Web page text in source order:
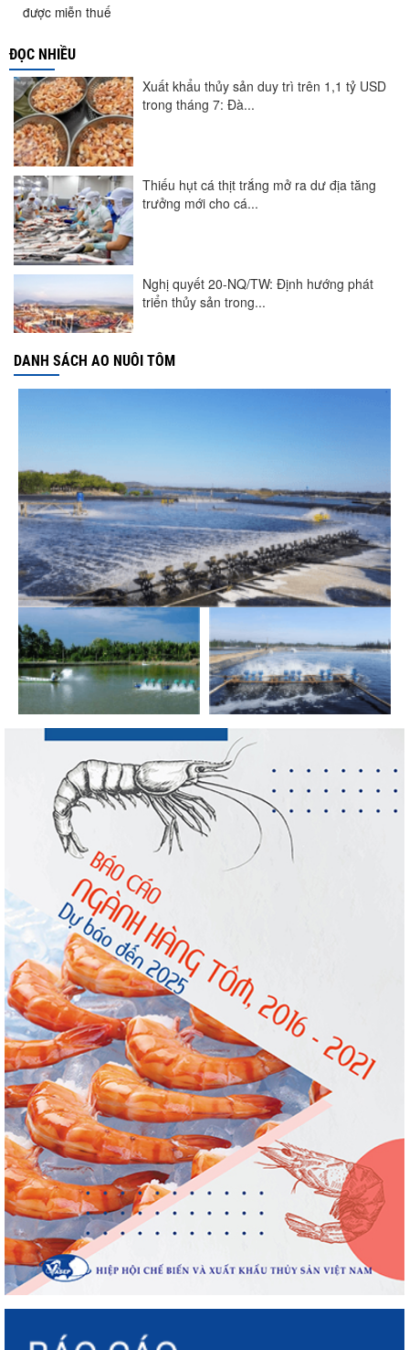
được miễn thuế
ĐỌC NHIỀU
Xuất khẩu thủy sản duy trì trên 1,1 tỷ USD
trong tháng 7: Đà...
Thiếu hụt cá thịt trắng mở ra dư địa tăng
trưởng mới cho cá...
Nghị quyết 20-NQ/TW: Định hướng phát
triển thủy sản trong...
Thuế Mục 301 và bài toán thích ứng của
tôm Việt tại thị...
VASEP chào đón Công ty Cổ phần Thương
mại Sim Ba gia nhập...
Nguồn cung giảm, giá cá rô phi Trung
Quốc tiếp tục tăng
Nhập khẩu tôm của Mỹ phục hồi trong
tháng 5/2026
Trung Quốc tăng mạnh nhập khẩu mực,
trong khi nguồn cung...
Điểm tin thủy sản thế giới ngày 3/8/2026
DANH SÁCH AO NUÔI TÔM